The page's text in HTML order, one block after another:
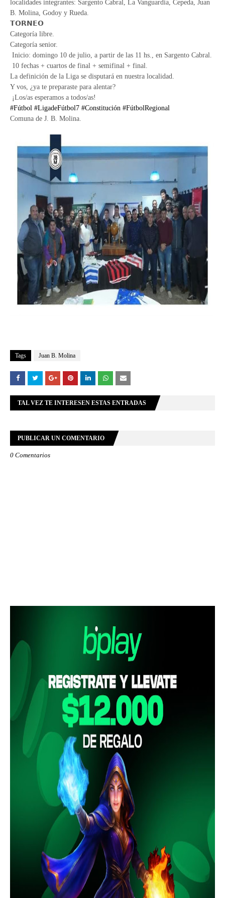
localidades integrantes: Sargento Cabral, La Vanguardia, Cepeda, Juan
B. Molina, Godoy y Rueda.
𝗧𝗢𝗥𝗡𝗘𝗢
Categoría libre.
Categoría senior.
Inicio: domingo 10 de julio, a partir de las 11 hs., en Sargento Cabral.
10 fechas + cuartos de final + semifinal + final.
La definición de la Liga se disputará en nuestra localidad.
Y vos, ¿ya te preparaste para alentar?
¡Los/as esperamos a todos/as!
#Fútbol #LigadeFútbol7 #Constitución #FútbolRegional
Comuna de J. B. Molina.
Tags Juan B. Molina
TAL VEZ TE INTERESEN ESTAS ENTRADAS
PUBLICAR UN COMENTARIO
0 Comentarios